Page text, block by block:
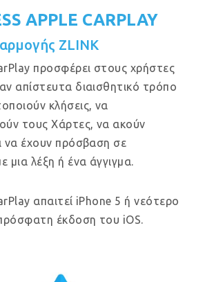
APPLE CARPLAY
ZLINK
προσφέρει στους χρήστες
απίστευτα διαισθητικό τρόπο
κλήσεις, να
τους Χάρτες, να ακούν
να έχουν πρόσβαση σε
μια λέξη ή ένα άγγιγμα.
απαιτεί iPhone 5 ή νεότερο
έκδοση του iOS.